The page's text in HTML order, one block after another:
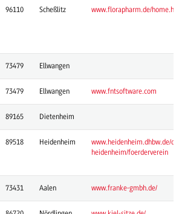
96110 Scheßlitz www.florapharm.de/
73479 Ellwangen
73479 Ellwangen www.fntsoftware.com
89165 Dietenheim
89518 Heidenheim
www.heidenheim.dhbw.de/
heidenheim/foerderverein
73431 Aalen www.franke-gmbh.de/